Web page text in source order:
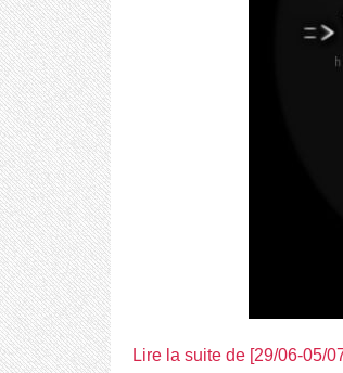
Lire la suite de [29/06-05/